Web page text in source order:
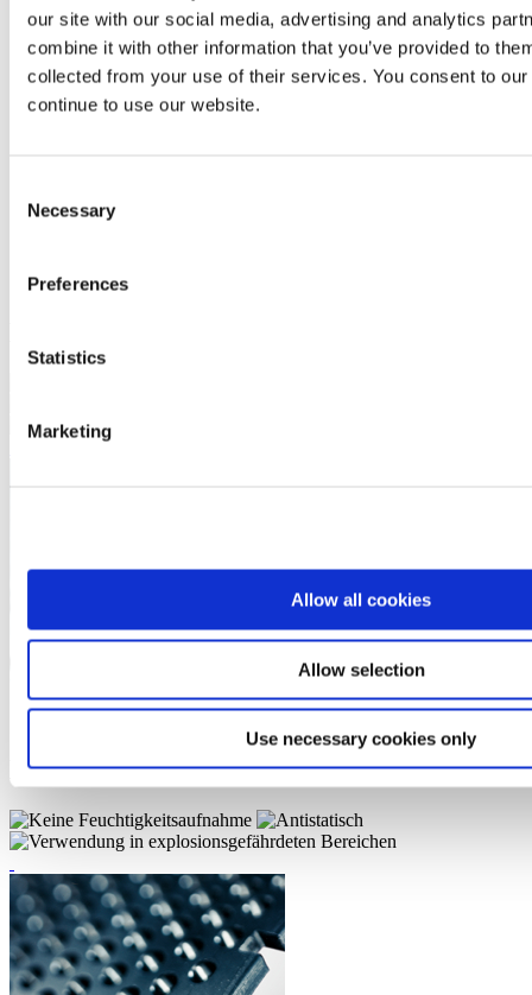
our site with our social media, advertising and analytics
combine it with other information that you’ve provided to
collected from your use of their services. You consent to
continue to use our website.
Selection
Necessary
Preferences
Statistics
Marketing
Allow all cookies
Allow selection
Use necessary cookies only
Murytal® ESD